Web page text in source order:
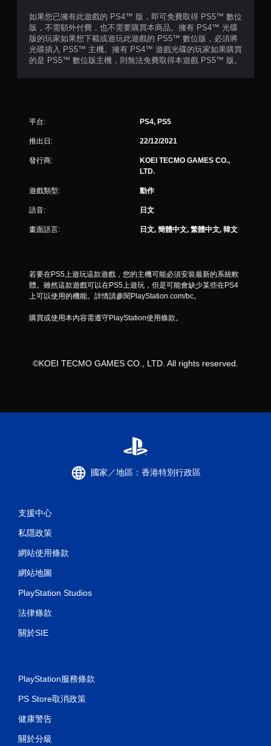
如果您已擁有此遊戲的 PS4™ 版，即可免費取得 PS5™ 數位
版，不需額外付費，也不需要購買本商品。擁有 PS4™ 光碟
版的玩家如果想下載或遊玩此遊戲的 PS5™ 數位版，必須將
光碟插入 PS5™ 主機。擁有 PS4™ 遊戲光碟的玩家如果購買
的是 PS5™ 數位版主機，則無法免費取得本遊戲 PS5™ 版。
平台: PS4, PS5
推出日: 22/12/2021
發行商:
KOEI TECMO GAMES CO.,
LTD.
遊戲類型: 動作
語音: 日文
畫面語言: 日文, 簡體中文, 繁體中文, 韓文
若要在PS5上遊玩這款遊戲，您的主機可能必須安裝最新的系統軟
體。雖然這款遊戲可以在PS5上遊玩，但是可能會缺少某些在PS4
上可以使用的機能。詳情請參閱PlayStation.com/bc。
購買或使用本內容需遵守PlayStation使用條款。
©KOEI TECMO GAMES CO., LTD. All rights reserved.
國家／地區：香港特別行政區
支援中心
私隱政策
網站使用條款
網站地圖
PlayStation Studios
法律條款
關於SIE
PlayStation服務條款
PS Store取消政策
健康警告
關於分級